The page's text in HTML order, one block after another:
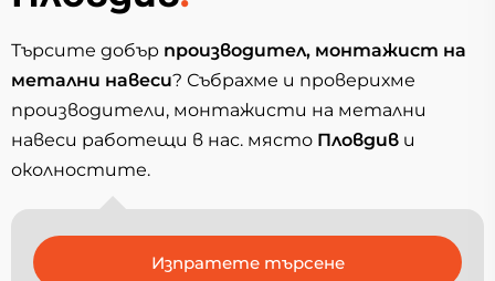
Търсите добър производител, монтажист на
метални навеси? Събрахме и проверихме
производители, монтажисти на метални
навеси работещи в нас. място Пловдив и
околностите.